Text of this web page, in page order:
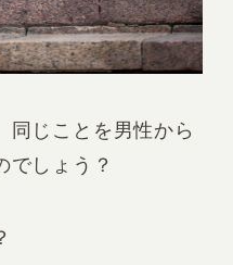
同じことを男性から
でしょう？